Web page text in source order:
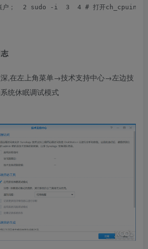
； 2 sudo - i 3 4 # 打开
,在左上角菜单→技术支持中心→左边技
统休眠调试模式